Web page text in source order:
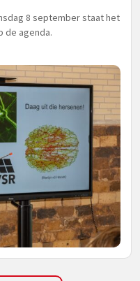
8 september staat het
de agenda.